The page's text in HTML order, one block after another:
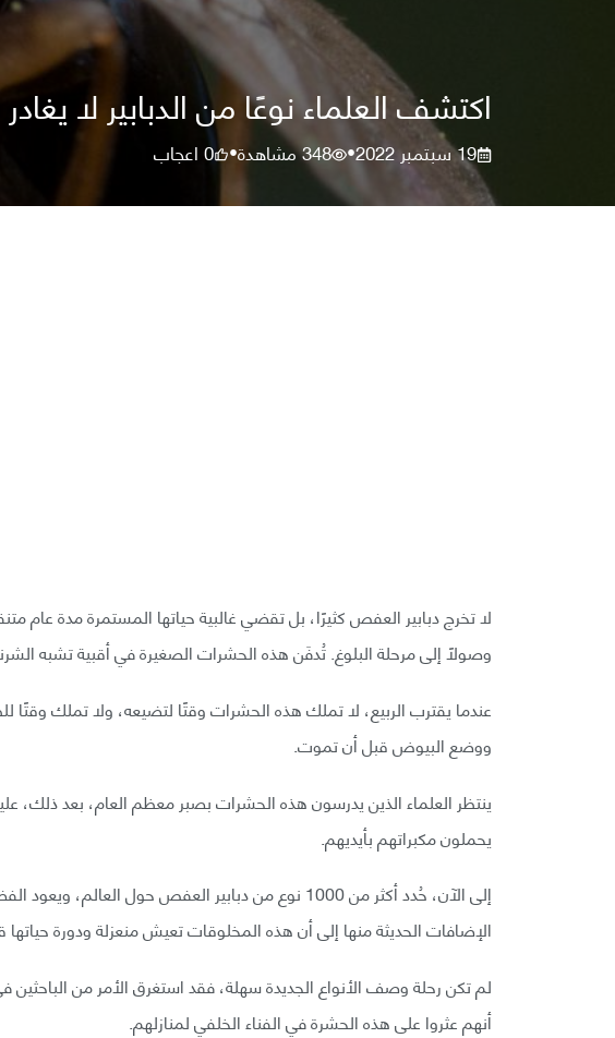
اكتشف العلماء نوعًا من الدبابير لا
19 سبتمبر 2022 •
348مشاهدة•
0اعجاب
لا تخرج دبابير العفص كثيرًا، بل تقضي غالبية حياتها المستمرة مدة عام
وصولًا إلى مرحلة البلوغ. تُدفَن هذه الحشرات الصغيرة في أقبية تشبه
عندما يقترب الربيع، لا تملك هذه الحشرات وقتًا لتضيعه، ولا تملك وقتًا
ووضع البيوض قبل أن تموت.
ينتظر العلماء الذين يدرسون هذه الحشرات بصبر معظم العام، بعد ذلك،
يحملون مكبراتهم بأيديهم.
إلى الآن، حُدد أكثر من 1000 نوع من دبابير العفص حول
الإضافات الحديثة منها إلى أن هذه المخلوقات تعيش منعزلة ودورة
لم تكن رحلة وصف الأنواع الجديدة سهلة، فقد استغرق الأمر من
أنهم عثروا على هذه الحشرة في الفناء الخلفي لمنازلهم.